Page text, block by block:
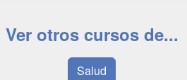
Ver otros cursos de...
Salud